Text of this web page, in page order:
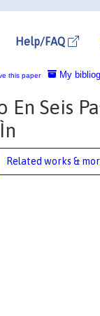
Help/FAQ
My
this paper
Seis
Related works &